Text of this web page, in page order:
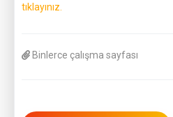
tıklayınız.
Binlerce çalışma sayfası